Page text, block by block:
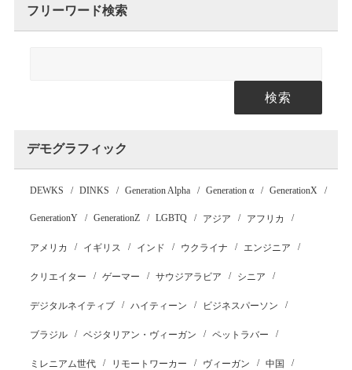
フリーワード検索
検索
デモグラフィック
DEWKS DINKS Generation Alpha Generation α GenerationX
GenerationY GenerationZ LGBTQ アジア アフリカ
アメリカ イギリス インド ウクライナ エンジニア
クリエイター ゲーマー サウジアラビア シニア
デジタルネイティブ ハイティーン ビジネスパーソン
ブラジル ベジタリアン・ヴィーガン ペットラバー
ミレニアム世代 リモートワーカー ヴィーガン 中国